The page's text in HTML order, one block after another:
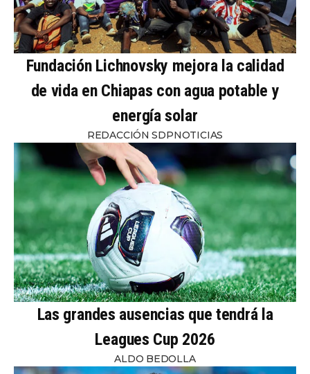
Fundación Lichnovsky mejora la calidad
de vida en Chiapas con agua potable y
energía solar
REDACCIÓN SDPNOTICIAS
Las grandes ausencias que tendrá la
Leagues Cup 2026
ALDO BEDOLLA